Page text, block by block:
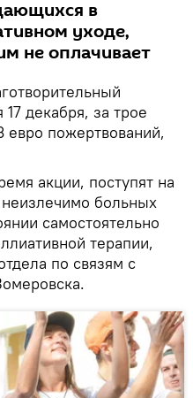
в
уходе,
не оплачивает
декабря, за трое
евро пожертвований,
акции, поступят на
больных
самостоятельно
терапии,
по связям с